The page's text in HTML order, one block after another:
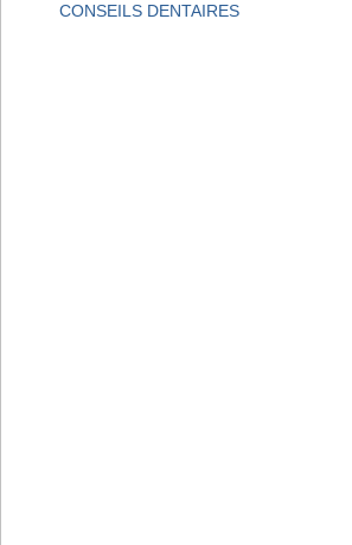
CONSEILS DENTAIRES